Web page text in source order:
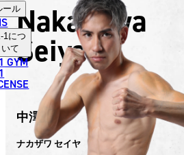
中文（简体）
中文（繁體）
ไทย
العربية
ール
1につ
いて
GYM
Nakazawa
Seiya
中澤 誠弥
ナカザワ セイヤ